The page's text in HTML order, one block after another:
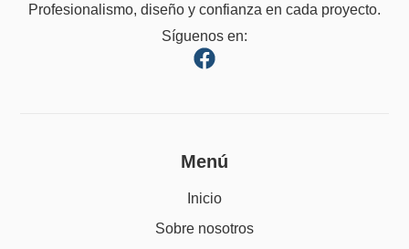
Profesionalismo, diseño y confianza en cada proyecto.
Síguenos en:
Menú
Inicio
Sobre nosotros